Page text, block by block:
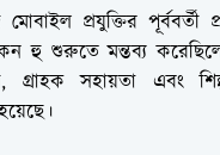
প্রযুক্তির পূর্ববর্তী
হু শুরুতে মন্তব্য
গ্রাহক সহায়তা এবং